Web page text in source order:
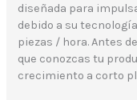
diseñada para
debido a su
piezas / hora. Antes
que conozcas tu
crecimiento a corto